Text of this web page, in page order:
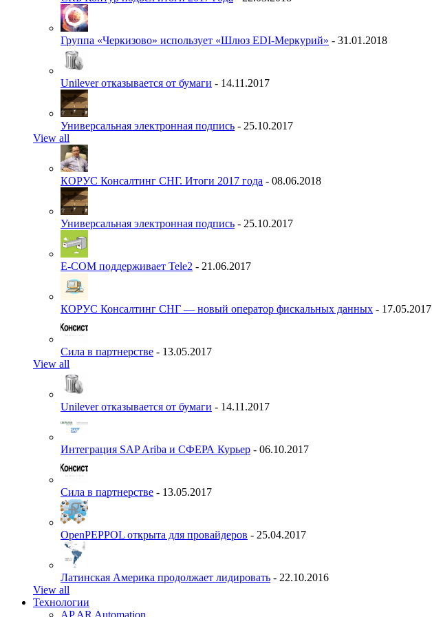
Группа «Черкизово» использует «Шлюз EDI-Меркурий» - 31.01.2018
Unilever отказывается от бумаги - 14.11.2017
Универсальная электронная подпись - 25.10.2017
View all
КОРУС Консалтинг СНГ. Итоги 2017 года - 08.06.2018
Универсальная электронная подпись - 25.10.2017
E-COM поддерживает Tele2 - 21.06.2017
КОРУС Консалтинг СНГ — новый оператор фискальных данных - 17.05.2017
Сила в партнерстве - 13.05.2017
View all
Unilever отказывается от бумаги - 14.11.2017
Интеграция SAP Ariba и СФЕРА Курьер - 06.10.2017
Сила в партнерстве - 13.05.2017
OpenPEPPOL открыта для провайдеров - 25.04.2017
Латинская Америка продолжает лидировать - 22.10.2016
View all
Технологии